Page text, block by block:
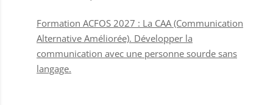
Formation ACFOS 2027 : La CAA (Communication
Alternative Améliorée). Développer la
communication avec une personne sourde sans
langage.